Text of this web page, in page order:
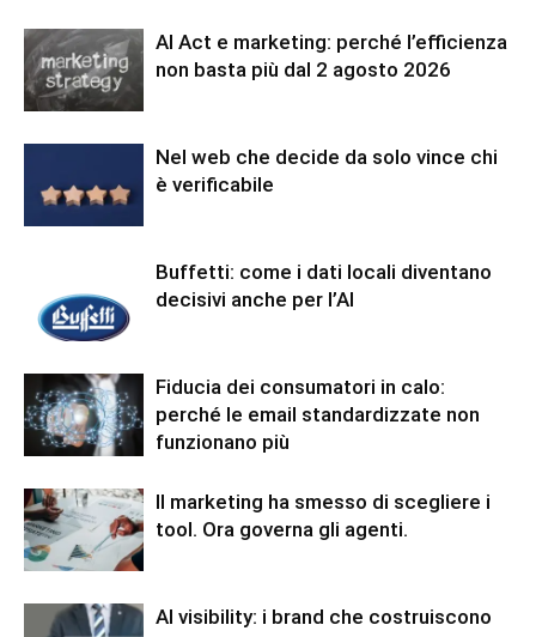
AI Act e marketing: perché l’efficienza
non basta più dal 2 agosto 2026
Nel web che decide da solo vince chi
è verificabile
Buffetti: come i dati locali diventano
decisivi anche per l’AI
Fiducia dei consumatori in calo:
perché le email standardizzate non
funzionano più
Il marketing ha smesso di scegliere i
tool. Ora governa gli agenti.
AI visibility: i brand che costruiscono